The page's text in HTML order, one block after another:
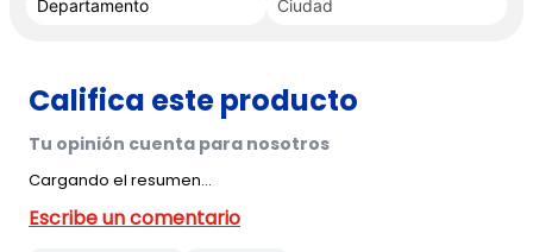
Cargando el resumen…